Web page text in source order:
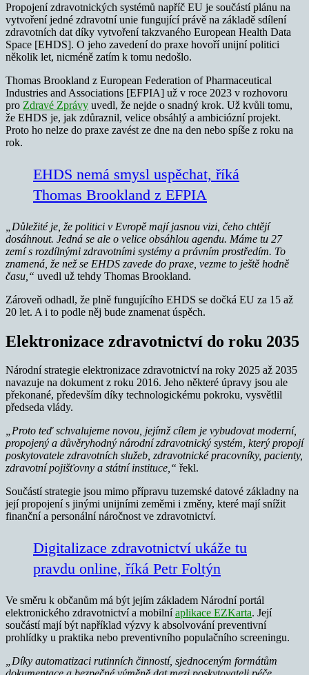
Propojení zdravotnických systémů napříč EU je součástí plánu na
vytvoření jedné zdravotní unie fungující právě na základě sdílení
zdravotních dat díky vytvoření takzvaného European Health Data
Space [EHDS]. O jeho zavedení do praxe hovoří unijní politici
několik let, nicméně zatím k tomu nedošlo.
Thomas Brookland z European Federation of Pharmaceutical
Industries and Associations [EFPIA] už v roce 2023 v rozhovoru
pro Zdravé Zprávy uvedl, že nejde o snadný krok. Už kvůli tomu,
že EHDS je, jak zdůraznil, velice obsáhlý a ambiciózní projekt.
Proto ho nelze do praxe zavést ze dne na den nebo spíše z roku na
rok.
EHDS nemá smysl uspěchat, říká
Thomas Brookland z EFPIA
„Důležité je, že politici v Evropě mají jasnou vizi, čeho chtějí
dosáhnout. Jedná se ale o velice obsáhlou agendu. Máme tu 27
zemí s rozdílnými zdravotními systémy a právním prostředím. To
znamená, že než se EHDS zavede do praxe, vezme to ještě hodně
času,“ uvedl už tehdy Thomas Brookland.
Zároveň odhadl, že plně fungujícího EHDS se dočká EU za 15 až
20 let. A i to podle něj bude znamenat úspěch.
Elektronizace zdravotnictví do roku 2035
Národní strategie elektronizace zdravotnictví na roky 2025 až 2035
navazuje na dokument z roku 2016. Jeho některé úpravy jsou ale
překonané, především díky technologickému pokroku, vysvětlil
předseda vlády.
„Proto teď schvalujeme novou, jejímž cílem je vybudovat moderní,
propojený a důvěryhodný národní zdravotnický systém, který propojí
poskytovatele zdravotních služeb, zdravotnické pracovníky, pacienty,
zdravotní pojišťovny a státní instituce,“ řekl.
Součástí strategie jsou mimo přípravu tuzemské datové základny na
její propojení s jinými unijními zeměmi i změny, které mají snížit
finanční a personální náročnost ve zdravotnictví.
Digitalizace zdravotnictví ukáže tu
pravdu online, říká Petr Foltýn
Ve směru k občanům má být jejím základem Národní portál
elektronického zdravotnictví a mobilníaplikace EZKarta. Její
součástí mají být například výzvy k absolvování preventivní
prohlídky u praktika nebo preventivního populačního screeningu.
„Díky automatizaci rutinních činností, sjednoceným formátům